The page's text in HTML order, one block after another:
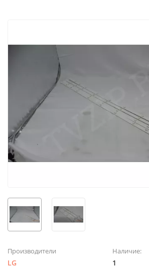
Производители
LG
Наличие:
1